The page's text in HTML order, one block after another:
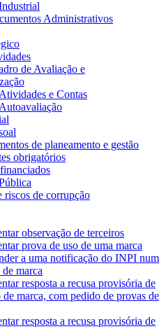
Administrativos
de Avaliação e
e Contas
de planeamento e gestão
obrigatórios
riscos de corrupção
observação de terceiros
prova de uso de uma marca
a uma notificação do INPI num
marca
resposta a recusa provisória de
de marca, com pedido de provas de
resposta a recusa provisória de